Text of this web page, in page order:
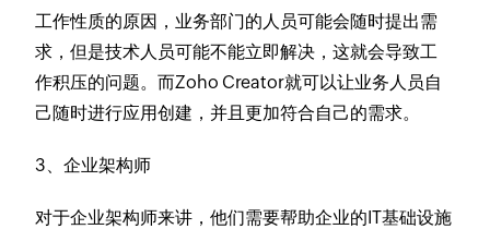
工作性质的原因，业务部门的人员可能会随时提出需
求，但是技术人员可能不能立即解决，这就会导致工
作积压的问题。而Zoho Creator就可以让业务人员自
己随时进行应用创建，并且更加符合自己的需求。
3、企业架构师
对于企业架构师来讲，他们需要帮助企业的IT基础设施